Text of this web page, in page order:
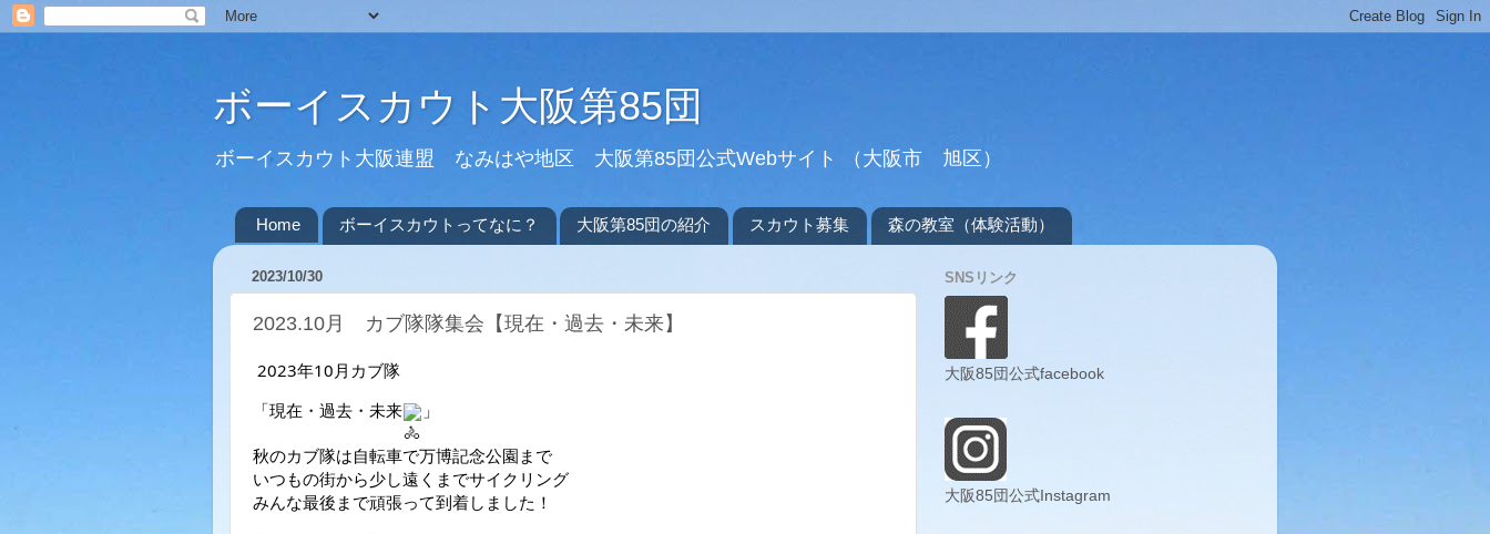
ボーイスカウト大阪第85団
ボーイスカウト大阪連盟 なみはや地区 大阪第85団公式Webサイト （大阪市 旭区）
Home ボーイスカウトってなに？ 大阪第85団の紹介 スカウト募集 森の教室（体験活動）
2023/10/30
2023.10月 カブ隊隊集会【現在・過去・未来】
2023年10月カブ隊
「現在・過去・未来
」
秋のカブ隊は自転車で万博記念公園まで
いつもの街から少し遠くまでサイクリング
みんな最後まで頑張って到着しました！
SNSリンク
大阪85団公式facebook
大阪85団公式Instagram